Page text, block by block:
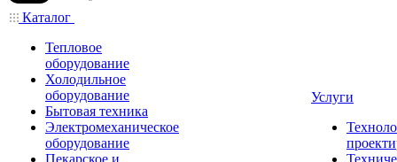
Каталог
Тепловое
оборудование
Холодильное
оборудование
Бытовая техника
Электромеханическое
оборудование
Пекарское и
Услуги